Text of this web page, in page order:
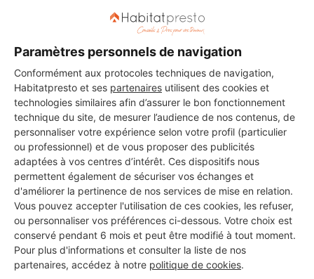
Paramètres personnels de navigation
Conformément aux protocoles techniques de navigation,
Habitatpresto et ses partenaires utilisent des cookies et
technologies similaires afin d’assurer le bon fonctionnement
technique du site, de mesurer l’audience de nos contenus, de
personnaliser votre expérience selon votre profil (particulier
ou professionnel) et de vous proposer des publicités
adaptées à vos centres d’intérêt. Ces dispositifs nous
permettent également de sécuriser vos échanges et
d'améliorer la pertinence de nos services de mise en relation.
Vous pouvez accepter l'utilisation de ces cookies, les refuser,
ou personnaliser vos préférences ci-dessous. Votre choix est
conservé pendant 6 mois et peut être modifié à tout moment.
Pour plus d'informations et consulter la liste de nos
partenaires, accédez à notre politique de cookies.
Les 2 autres Carreleurs pour
vos travaux à Tignieu-
Jameyzieu
Placo carrelage - Ayal
Tignieu-Jameyzieu
Voir sa fiche
isobatifrance